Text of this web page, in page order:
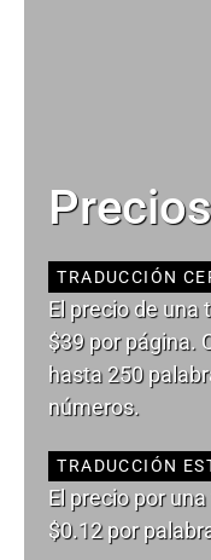
TRADUCCIÓN
El precio de una
$39 por página.
hasta 250
números.
TRADUCCIÓN
El precio por
$0.12 por